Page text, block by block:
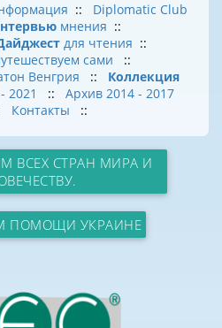
:: Diplomatic Club
мнения ::
для чтения ::
сами
::
Венгрия :: Коллекция
2021 :: Архив 2014 - 2017
Контакты ::
ВСЕХ СТРАН МИРА И
ПОМОЩИ УКРАИНЕ